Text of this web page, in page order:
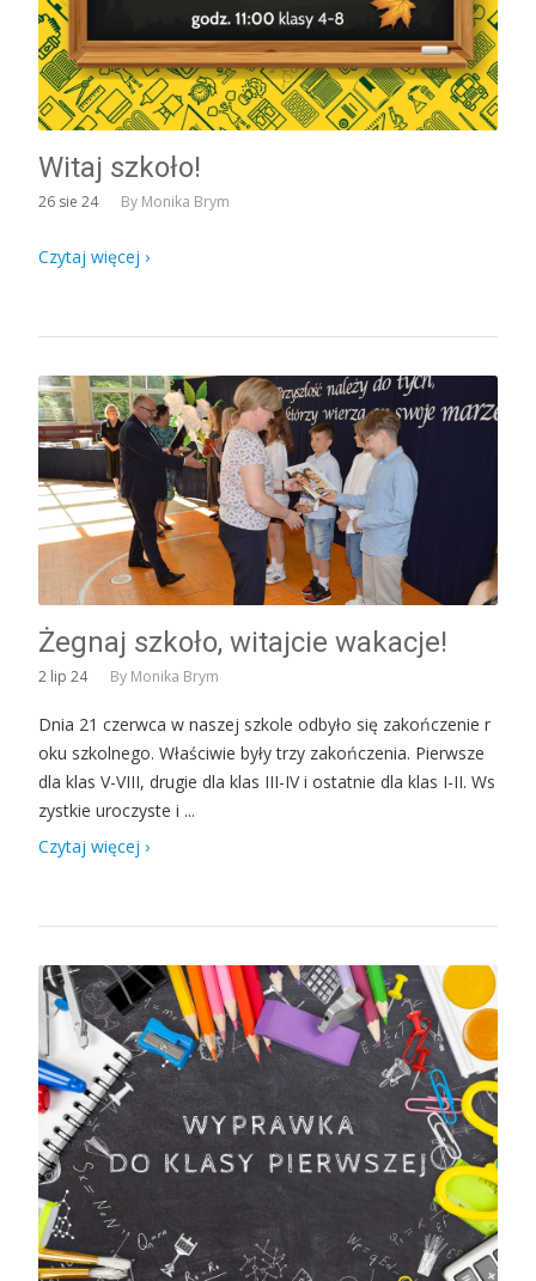
Witaj szkoło!
26 sie 24 By Monika Brym
Czytaj więcej ›
Żegnaj szkoło, witajcie wakacje!
2 lip 24 By Monika Brym
Dnia 21 czerwca w naszej szkole odbyło się zakończenie r
oku szkolnego. Właściwie były trzy zakończenia. Pierwsze
dla klas V-VIII, drugie dla klas III-IV i ostatnie dla klas I-II. Ws
zystkie uroczyste i ...
Czytaj więcej ›